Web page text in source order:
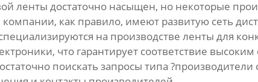
ленты достаточно насыщен, но некоторые
как правило, имеют развитую сеть
на производстве ленты для
что гарантирует соответствие
поискать запросы типа